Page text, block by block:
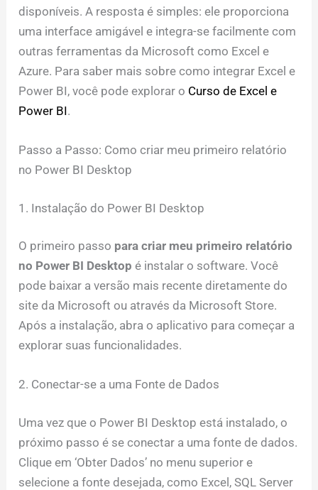
disponíveis. A resposta é simples: ele proporciona
uma interface amigável e integra-se facilmente com
outras ferramentas da Microsoft como Excel e
Azure. Para saber mais sobre como integrar Excel e
Power BI, você pode explorar o Curso de Excel e
Power BI.
Passo a Passo: Como criar meu primeiro relatório
no Power BI Desktop
1. Instalação do Power BI Desktop
O primeiro passo para criar meu primeiro relatório
no Power BI Desktop é instalar o software. Você
pode baixar a versão mais recente diretamente do
site da Microsoft ou através da Microsoft Store.
Após a instalação, abra o aplicativo para começar a
explorar suas funcionalidades.
2. Conectar-se a uma Fonte de Dados
Uma vez que o Power BI Desktop está instalado, o
próximo passo é se conectar a uma fonte de dados.
Clique em ‘Obter Dados’ no menu superior e
selecione a fonte desejada, como Excel, SQL Server